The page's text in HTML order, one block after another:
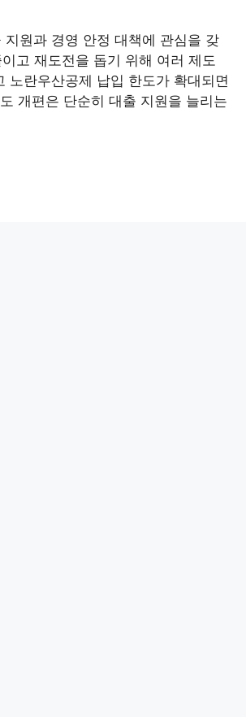
원과 경영 안정 대책에 관심을 갖
고 재도전을 돕기 위해 여러 제도
노란우산공제 납입 한도가 확대되면
개편은 단순히 대출 지원을 늘리는